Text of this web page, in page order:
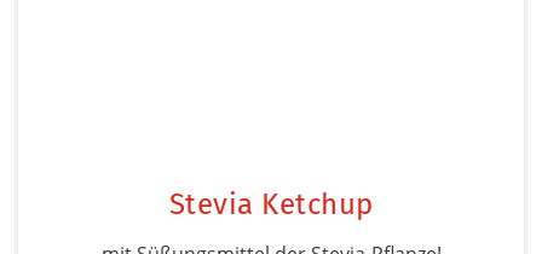
Stevia Ketchup